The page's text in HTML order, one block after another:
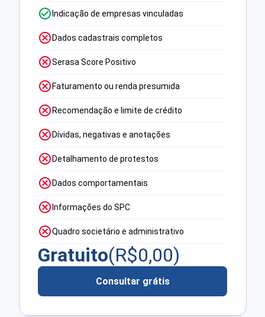
Indicação de empresas vinculadas
Dados cadastrais completos
Serasa Score Positivo
Faturamento ou renda presumida
Recomendação e limite de crédito
Dívidas, negativas e anotações
Detalhamento de protestos
Dados comportamentais
Informações do SPC
Quadro societário e administrativo
Gratuito(R$0,00)
Consultar grátis